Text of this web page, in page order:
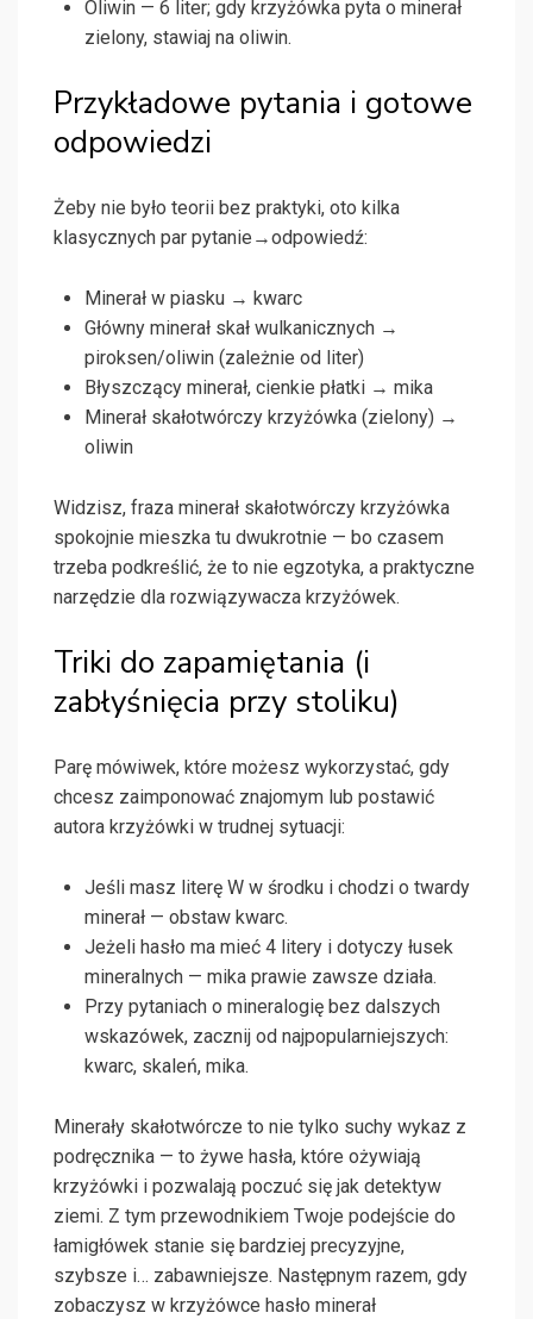
Oliwin — 6 liter; gdy krzyżówka pyta o minerał
zielony, stawiaj na oliwin.
Przykładowe pytania i gotowe
odpowiedzi
Żeby nie było teorii bez praktyki, oto kilka
klasycznych par pytanie→odpowiedź:
Minerał w piasku → kwarc
Główny minerał skał wulkanicznych →
piroksen/oliwin (zależnie od liter)
Błyszczący minerał, cienkie płatki → mika
Minerał skałotwórczy krzyżówka (zielony) →
oliwin
Widzisz, fraza minerał skałotwórczy krzyżówka
spokojnie mieszka tu dwukrotnie — bo czasem
trzeba podkreślić, że to nie egzotyka, a praktyczne
narzędzie dla rozwiązywacza krzyżówek.
Triki do zapamiętania (i
zabłyśnięcia przy stoliku)
Parę mówiwek, które możesz wykorzystać, gdy
chcesz zaimponować znajomym lub postawić
autora krzyżówki w trudnej sytuacji:
Jeśli masz literę W w środku i chodzi o twardy
minerał — obstaw kwarc.
Jeżeli hasło ma mieć 4 litery i dotyczy łusek
mineralnych — mika prawie zawsze działa.
Przy pytaniach o mineralogię bez dalszych
wskazówek, zacznij od najpopularniejszych:
kwarc, skaleń, mika.
Minerały skałotwórcze to nie tylko suchy wykaz z
podręcznika — to żywe hasła, które ożywiają
krzyżówki i pozwalają poczuć się jak detektyw
ziemi. Z tym przewodnikiem Twoje podejście do
łamigłówek stanie się bardziej precyzyjne,
szybsze i… zabawniejsze. Następnym razem, gdy
zobaczysz w krzyżówce hasło minerał